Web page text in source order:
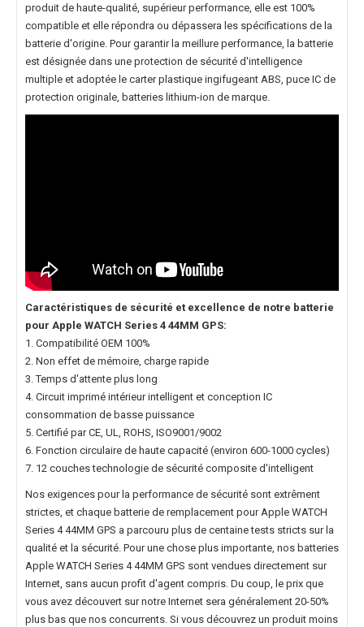
produit de haute-qualité, supérieur performance, elle est 100%
compatible et elle répondra ou dépassera les spécifications de la
batterie d'origine. Pour garantir la meillure performance, la batterie
est désignée dans une protection de sécurité d'intelligence
multiple et adoptée le carter plastique ingifugeant ABS, puce IC de
protection originale, batteries lithium-ion de marque.
Caractéristiques de sécurité et excellence de notre batterie
pour Apple WATCH Series 4 44MM GPS:
1. Compatibilité OEM 100%
2. Non effet de mémoire, charge rapide
3. Temps d'attente plus long
4. Circuit imprimé intérieur intelligent et conception IC
consommation de basse puissance
5. Certifié par CE, UL, ROHS, ISO9001/9002
6. Fonction circulaire de haute capacité (environ 600-1000 cycles)
7. 12 couches technologie de sécurité composite d'intelligent
Nos exigences pour la performance de sécurité sont extrêment
strictes, et chaque batterie de remplacement pour Apple WATCH
Series 4 44MM GPS a parcouru plus de centaine tests stricts sur la
qualité et la sécurité. Pour une chose plus importante, nos batteries
Apple WATCH Series 4 44MM GPS sont vendues directement sur
Internet, sans aucun profit d'agent compris. Du coup, le prix que
vous avez découvert sur notre Internet sera généralement 20-50%
plus bas que nos concurrents. Si vous découvrez un produit moins